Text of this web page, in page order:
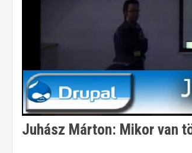
Juhász Márton: Mikor van